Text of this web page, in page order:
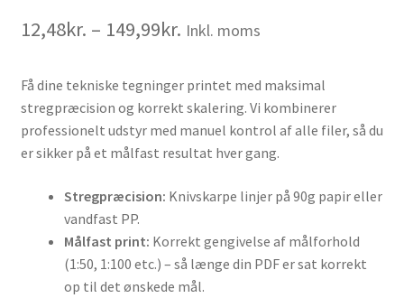
12,48kr. – 149,99kr.Prisinterval:
til
149,99kr.119,99kr.
Inkl. moms
Få dine tekniske tegninger printet med maksimal
stregpræcision og korrekt skalering. Vi kombinerer
professionelt udstyr med manuel kontrol af alle filer, så du
er sikker på et målfast resultat hver gang.
Stregpræcision: Knivskarpe linjer på 90g papir eller
vandfast PP.
Målfast print: Korrekt gengivelse af målforhold
(1:50, 1:100 etc.) – så længe din PDF er sat korrekt
op til det ønskede mål.